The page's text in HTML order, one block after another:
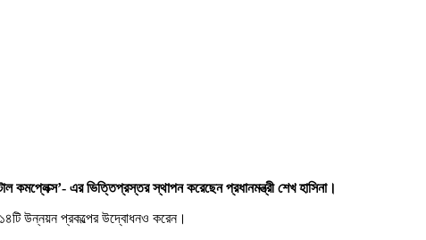
কমপ্লেক্স’- এরভিত্তিপ্রস্তরস্থাপনকরেছেনপ্রধানমন্ত্রীশেখহাসিনা।
১৪টি উন্নয়ন প্রকল্পের উদ্বোধনও করেন।